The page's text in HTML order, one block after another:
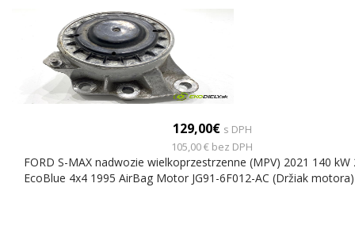
129,00€ s DPH
105,00 € bez DPH
FORD S-MAX nadwozie wielkoprzestrzenne (MPV) 2021 140 kW
EcoBlue 4x4 1995 AirBag Motor JG91-6F012-AC (Držiak motora)